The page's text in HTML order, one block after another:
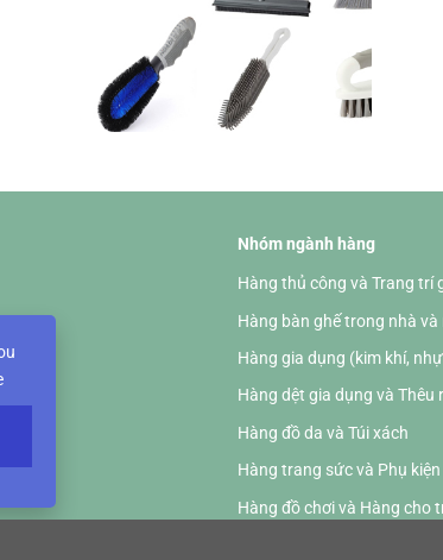
Nhóm ngành hàng
Hàng thủ công và Trang trí
Hàng bàn ghế trong nhà
Hàng gia dụng (kim khí,
Hàng dệt gia dụng và Thêu
Hàng đồ da và Túi xách
Hàng trang sức và Phụ
Hàng đồ chơi và Hàng cho